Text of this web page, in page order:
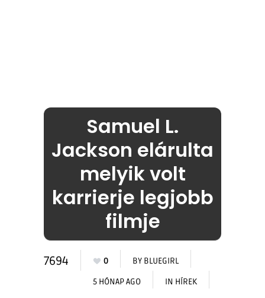
Samuel L.
Jackson elárulta
melyik volt
karrierje legjobb
filmje
7694 0 BY BLUEGIRL
5 HÓNAP AGO IN HÍREK